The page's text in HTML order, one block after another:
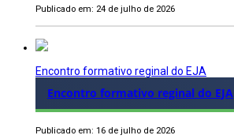
Publicado em: 24 de julho de 2026
Encontro formativo reginal do EJA
Encontro formativo reginal do EJA
Publicado em: 16 de julho de 2026